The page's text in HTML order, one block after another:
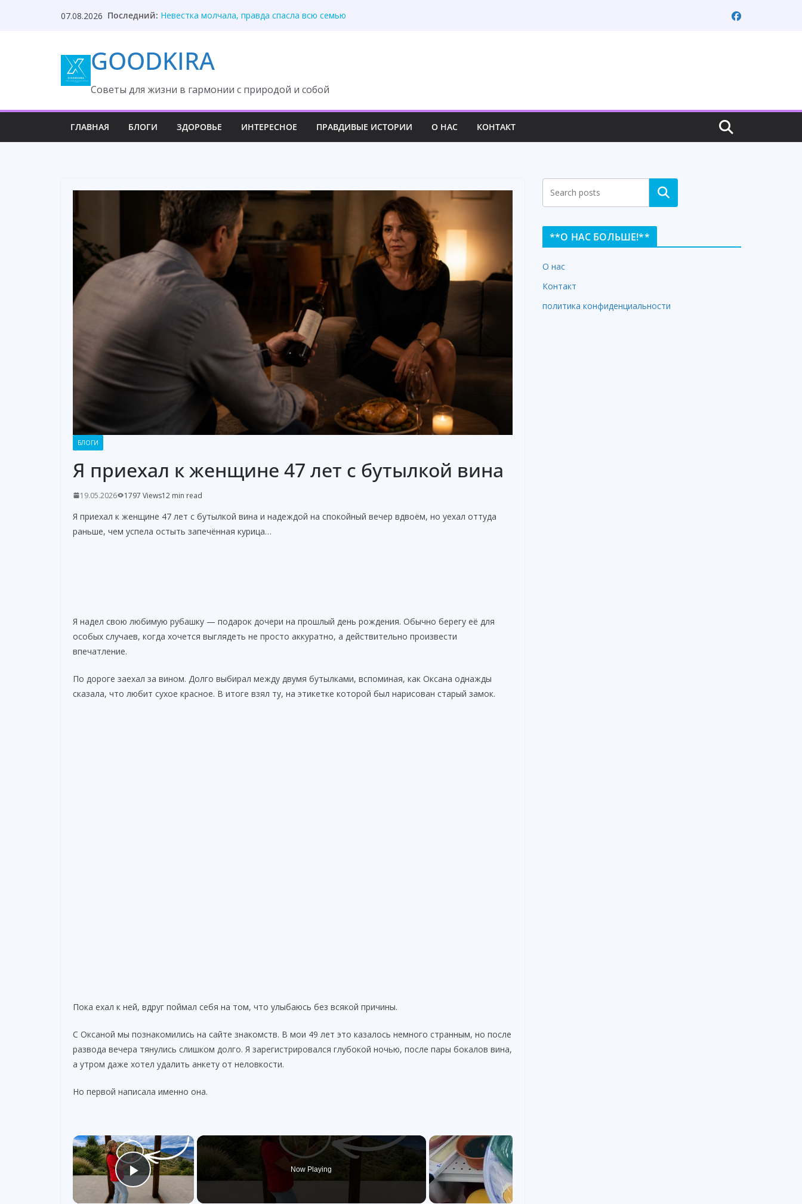
07.08.2026 Последний: Невестка молчала, правда спасла всю семью
Развод из-за миллиона оказался ошибкой
GOODKIRA
Cоветы для жизни в гармонии с природой и собой
ГЛАВНАЯ БЛОГИ ЗДОРОВЬЕ ИНТЕРЕСНОЕ ПРАВДИВЫЕ ИСТОРИИ О НАС КОНТАКТ
БЛОГИ
Я приехал к женщине 47 лет с бутылкой вина
19.05.2026 1797 Views12 min read
Я приехал к женщине 47 лет с бутылкой вина и надеждой на спокойный вечер вдвоём, но уехал оттуда
раньше, чем успела остыть запечённая курица…
Я надел свою любимую рубашку — подарок дочери на прошлый день рождения. Обычно берегу её для
особых случаев, когда хочется выглядеть не просто аккуратно, а действительно произвести
впечатление.
По дороге заехал за вином. Долго выбирал между двумя бутылками, вспоминая, как Оксана однажды
сказала, что любит сухое красное. В итоге взял ту, на этикетке которой был нарисован старый замок.
Пока ехал к ней, вдруг поймал себя на том, что улыбаюсь без всякой причины.
С Оксаной мы познакомились на сайте знакомств. В мои 49 лет это казалось немного странным, но после
развода вечера тянулись слишком долго. Я зарегистрировался глубокой ночью, после пары бокалов вина,
а утром даже хотел удалить анкету от неловкости.
Но первой написала именно она.
×
Play Video
Now Playing
Search
**О НАС БОЛЬШЕ!**
О нас
Контакт
политика конфиденциальности